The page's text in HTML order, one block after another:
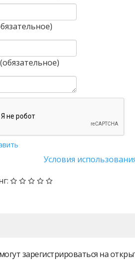
Условия
зарегистрироваться на